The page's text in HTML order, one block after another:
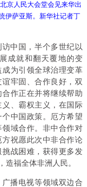
京人民大会堂会见来华出
伊萨亚斯。新华社记者丁
中国，半个多世纪以
成就和翻天覆地的变
为引领全球治理变革
牢固、合作良好，双
作正在并将继续帮助
、霸权主义，在国际
个中国政策。厄方希望
域合作。非中合作对
祝愿此次中非合作论
战困难，获得更多发
造福全体非洲人民。
播电视等领域双边合